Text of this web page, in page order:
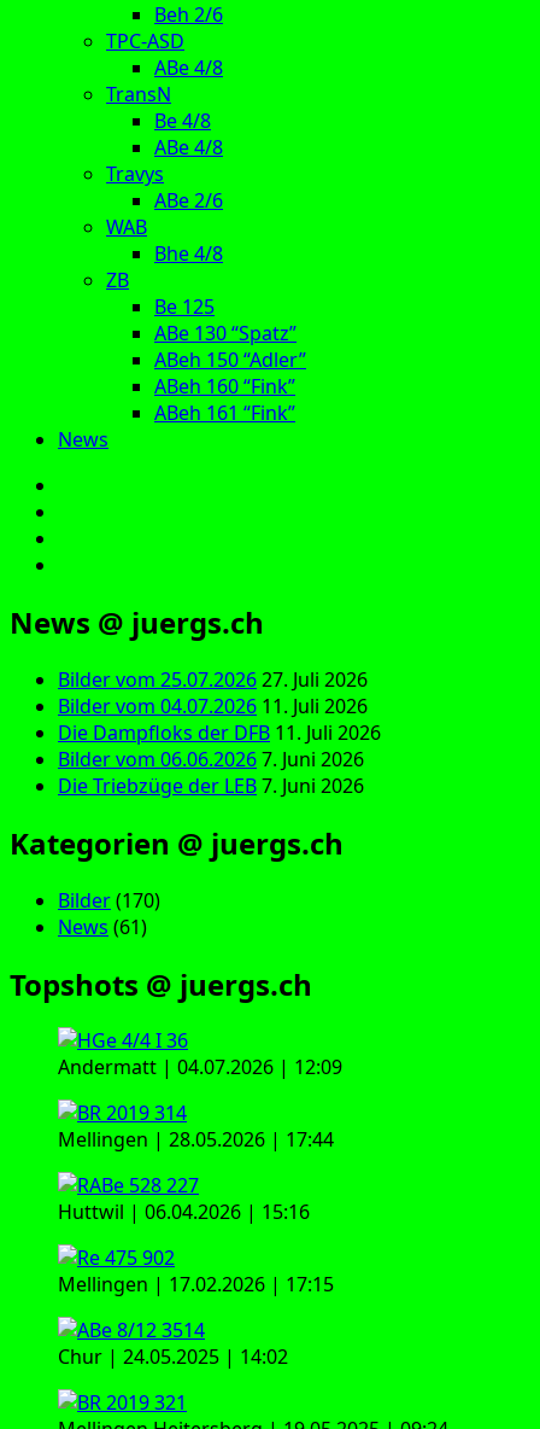
Beh 2/6
TPC-ASD
ABe 4/8
TransN
Be 4/8
ABe 4/8
Travys
ABe 2/6
WAB
Bhe 4/8
ZB
Be 125
ABe 130 “Spatz”
ABeh 150 “Adler”
ABeh 160 “Fink”
ABeh 161 “Fink”
News
News @ juergs.ch
Bilder vom 25.07.202627. Juli 2026
Bilder vom 04.07.2026 11. Juli 2026
Die Dampfloks der DFB 11. Juli 2026
Bilder vom 06.06.20267. Juni 2026
Die Triebzüge der LEB7. Juni 2026
Kategorien @ juergs.ch
Bilder(170)
News (61)
Topshots @ juergs.ch
Andermatt | 04.07.2026 | 12:09
Mellingen | 28.05.2026 | 17:44
Huttwil | 06.04.2026 | 15:16
Mellingen | 17.02.2026 | 17:15
Chur | 24.05.2025 | 14:02